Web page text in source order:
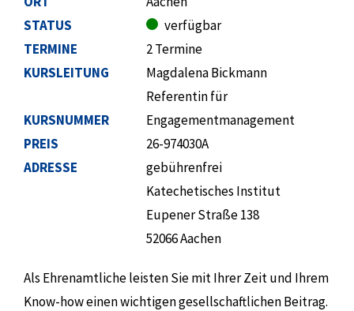
STATUS
TERMINE
verfügbar
2 Termine
KURSLEITUNG
KURSNUMMER
PREIS
ADRESSE
Magdalena Bickmann
Referentin für
Engagementmanagement
26-974030A
gebührenfrei
Katechetisches Institut
Eupener Straße 138
52066 Aachen
Als Ehrenamtliche leisten Sie mit Ihrer Zeit und Ihrem
Know-how einen wichtigen gesellschaftlichen Beitrag.